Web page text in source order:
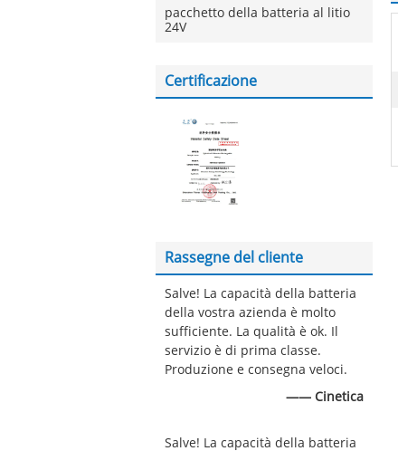
pacchetto della batteria al litio
24V
Certificazione
Rassegne del cliente
Salve! La capacità della batteria
della vostra azienda è molto
sufficiente. La qualità è ok. Il
servizio è di prima classe.
Produzione e consegna veloci.
—— Cinetica
Salve! La capacità della batteria